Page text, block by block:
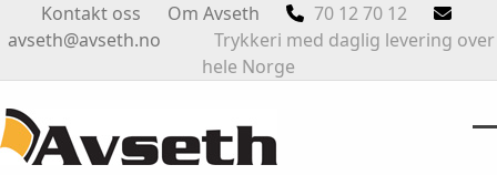
to
Kontakt oss Om Avseth
70 12 70 12
avseth@avseth.no Trykkeri med daglig levering over
hele Norge